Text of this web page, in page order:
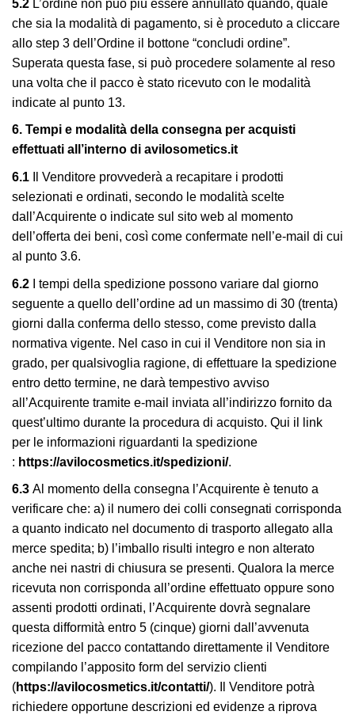
5.2 L’ordine non può più essere annullato quando, quale
che sia la modalità di pagamento, si è proceduto a cliccare
allo step 3 dell’Ordine il bottone “concludi ordine”.
Superata questa fase, si può procedere solamente al reso
una volta che il pacco è stato ricevuto con le modalità
indicate al punto 13.
6. Tempi e modalità della consegna per acquisti
effettuati all’interno di avilosometics.it
6.1 Il Venditore provvederà a recapitare i prodotti
selezionati e ordinati, secondo le modalità scelte
dall’Acquirente o indicate sul sito web al momento
dell’offerta dei beni, così come confermate nell’e-mail di cui
al punto 3.6.
6.2 I tempi della spedizione possono variare dal giorno
seguente a quello dell’ordine ad un massimo di 30 (trenta)
giorni dalla conferma dello stesso, come previsto dalla
normativa vigente. Nel caso in cui il Venditore non sia in
grado, per qualsivoglia ragione, di effettuare la spedizione
entro detto termine, ne darà tempestivo avviso
all’Acquirente tramite e-mail inviata all’indirizzo fornito da
quest’ultimo durante la procedura di acquisto. Qui il link
per le informazioni riguardanti la spedizione
: https://avilocosmetics.it/spedizioni/.
6.3 Al momento della consegna l’Acquirente è tenuto a
verificare che: a) il numero dei colli consegnati corrisponda
a quanto indicato nel documento di trasporto allegato alla
merce spedita; b) l’imballo risulti integro e non alterato
anche nei nastri di chiusura se presenti. Qualora la merce
ricevuta non corrisponda all’ordine effettuato oppure sono
assenti prodotti ordinati, l’Acquirente dovrà segnalare
questa difformità entro 5 (cinque) giorni dall’avvenuta
ricezione del pacco contattando direttamente il Venditore
compilando l’apposito form del servizio clienti
(https://avilocosmetics.it/contatti/). Il Venditore potrà
richiedere opportune descrizioni ed evidenze a riprova